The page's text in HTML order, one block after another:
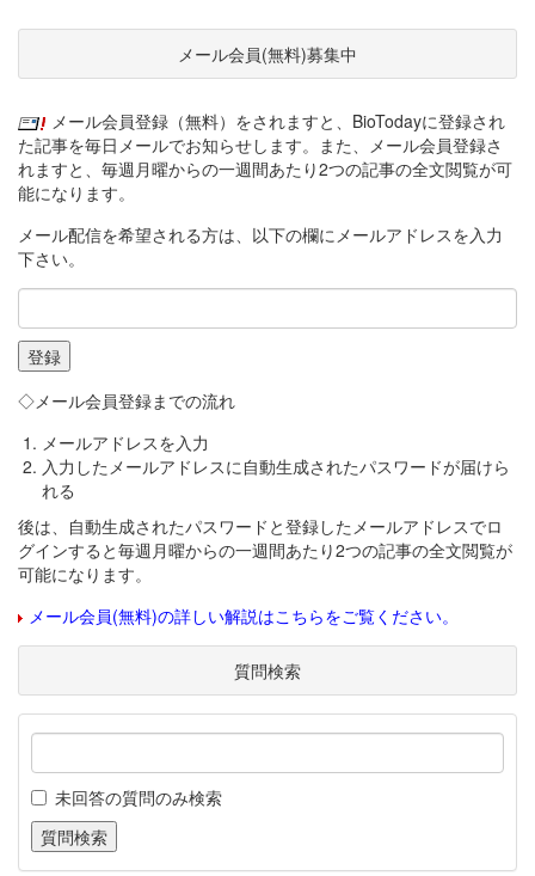
メール会員(無料)募集中
メール会員登録（無料）をされますと、BioTodayに登録され
た記事を毎日メールでお知らせします。また、メール会員登録さ
れますと、毎週月曜からの一週間あたり2つの記事の全文閲覧が可
能になります。
メール配信を希望される方は、以下の欄にメールアドレスを入力
下さい。
◇メール会員登録までの流れ
メールアドレスを入力
入力したメールアドレスに自動生成されたパスワードが届けら
れる
後は、自動生成されたパスワードと登録したメールアドレスでロ
グインすると毎週月曜からの一週間あたり2つの記事の全文閲覧が
可能になります。
メール会員(無料)の詳しい解説はこちらをご覧ください。
質問検索
未回答の質問のみ検索